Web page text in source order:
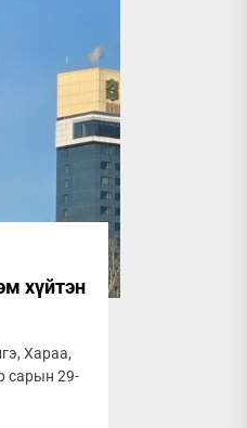
хүйтэн
Хараа,
сарын 29-